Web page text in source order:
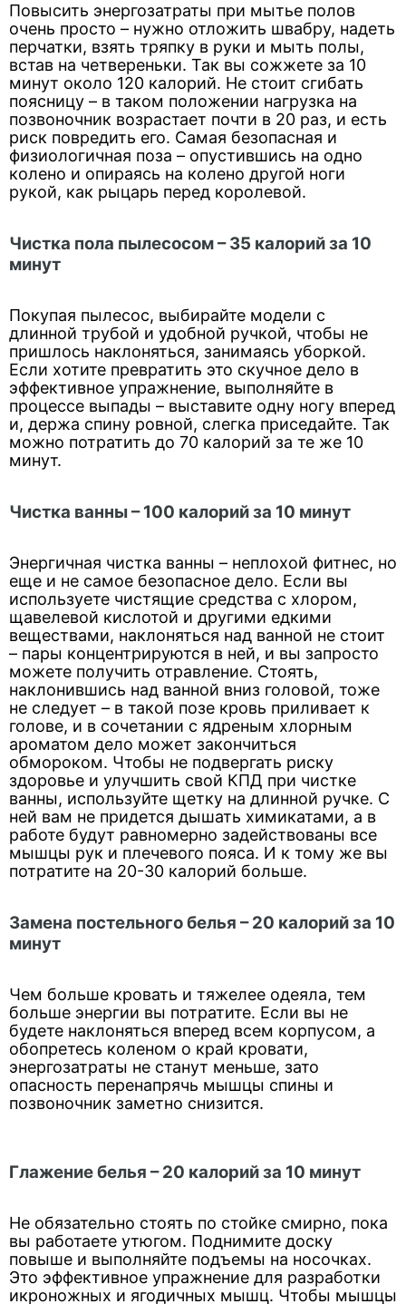
Повысить энергозатраты при мытье полов
очень просто – нужно отложить швабру, надеть
перчатки, взять тряпку в руки и мыть полы,
встав на четвереньки. Так вы сожжете за 10
минут около 120 калорий. Не стоит сгибать
поясницу – в таком положении нагрузка на
позвоночник возрастает почти в 20 раз, и есть
риск повредить его. Самая безопасная и
физиологичная поза – опустившись на одно
колено и опираясь на колено другой ноги
рукой, как рыцарь перед королевой.
Чистка пола пылесосом – 35 калорий за 10
минут
Покупая пылесос, выбирайте модели с
длинной трубой и удобной ручкой, чтобы не
пришлось наклоняться, занимаясь уборкой.
Если хотите превратить это скучное дело в
эффективное упражнение, выполняйте в
процессе выпады – выставите одну ногу вперед
и, держа спину ровной, слегка приседайте. Так
можно потратить до 70 калорий за те же 10
минут.
Чистка ванны – 100 калорий за 10 минут
Энергичная чистка ванны – неплохой фитнес, но
еще и не самое безопасное дело. Если вы
используете чистящие средства с хлором,
щавелевой кислотой и другими едкими
веществами, наклоняться над ванной не стоит
– пары концентрируются в ней, и вы запросто
можете получить отравление. Стоять,
наклонившись над ванной вниз головой, тоже
не следует – в такой позе кровь приливает к
голове, и в сочетании с ядреным хлорным
ароматом дело может закончиться
обмороком. Чтобы не подвергать риску
здоровье и улучшить свой КПД при чистке
ванны, используйте щетку на длинной ручке. С
ней вам не придется дышать химикатами, а в
работе будут равномерно задействованы все
мышцы рук и плечевого пояса. И к тому же вы
потратите на 20-30 калорий больше.
Замена постельного белья – 20 калорий за 10
минут
Чем больше кровать и тяжелее одеяла, тем
больше энергии вы потратите. Если вы не
будете наклоняться вперед всем корпусом, а
обопретесь коленом о край кровати,
энергозатраты не станут меньше, зато
опасность перенапрячь мышцы спины и
позвоночник заметно снизится.
Глажение белья – 20 калорий за 10 минут
Не обязательно стоять по стойке смирно, пока
вы работаете утюгом. Поднимите доску
повыше и выполняйте подъемы на носочках.
Это эффективное упражнение для разработки
икроножных и ягодичных мышц. Чтобы мышцы